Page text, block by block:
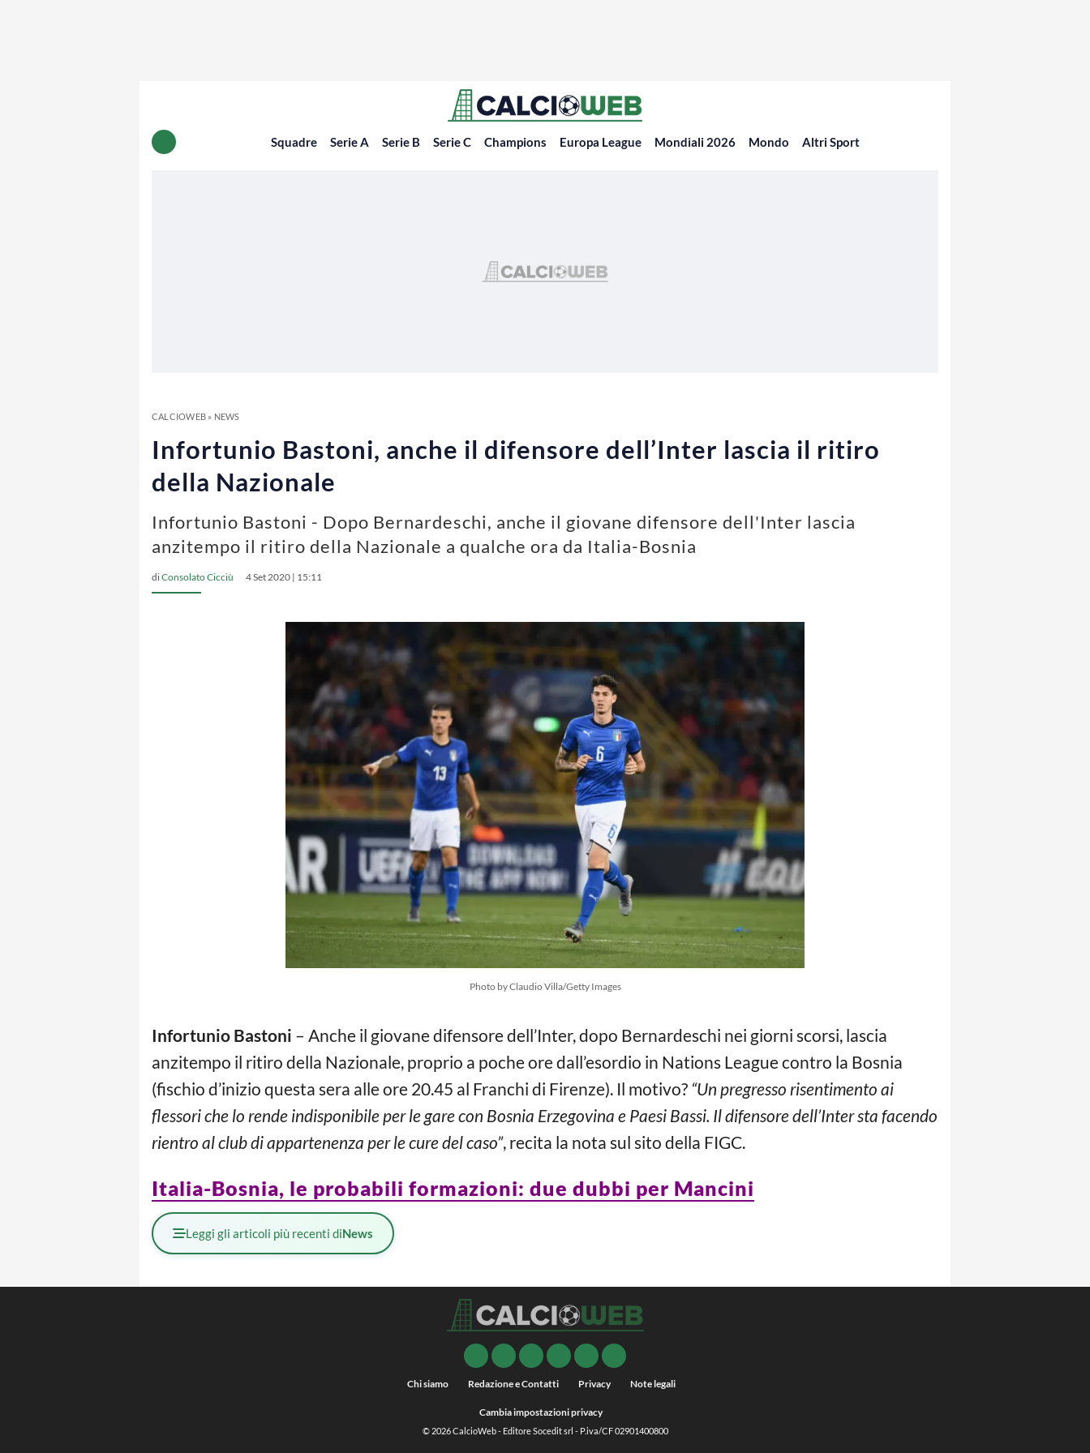
Squadre Serie A Serie B Serie C Champions Europa League Mondiali 2026 Mondo Altri Sport
CALCIOWEB» NEWS
Infortunio Bastoni, anche il difensore dell’Inter lascia il ritiro
della Nazionale
Infortunio Bastoni - Dopo Bernardeschi, anche il giovane difensore dell'Inter lascia
anzitempo il ritiro della Nazionale a qualche ora da Italia-Bosnia
diConsolato Cicciù 4 Set 2020 | 15:11
Photo by Claudio Villa/Getty Images
Infortunio Bastoni – Anche il giovane difensore dell’Inter, dopo Bernardeschi nei giorni scorsi, lascia
anzitempo il ritiro della Nazionale, proprio a poche ore dall’esordio in Nations League contro la Bosnia
(fischio d’inizio questa sera alle ore 20.45 al Franchi di Firenze). Il motivo? “Un pregresso risentimento ai
flessori che lo rende indisponibile per le gare con Bosnia Erzegovina e Paesi Bassi. Il difensore dell’Inter sta facendo
rientro al club di appartenenza per le cure del caso”, recita la nota sul sito della FIGC.
Italia-Bosnia, le probabili formazioni: due dubbi per Mancini
Leggi gli articoli più recenti diNews
Chi siamo Redazione e Contatti Privacy Note legali
Cambia impostazioni privacy
© 2026CalcioWeb- Editore Socedit srl - P.iva/CF 02901400800